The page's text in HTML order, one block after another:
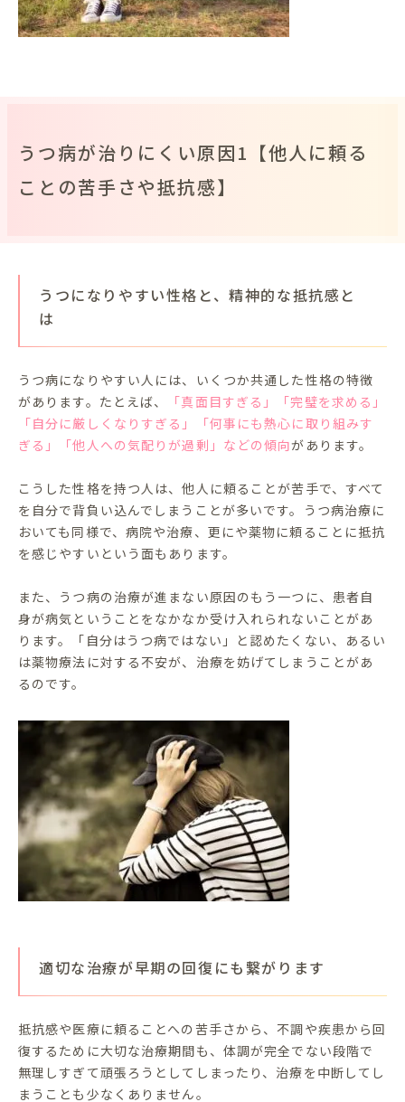
うつ病が治りにくい原因1【他人に頼る
ことの苦手さや抵抗感】
うつになりやすい性格と、精神的な抵抗感と
は
うつ病になりやすい人には、いくつか共通した性格の特徴
があります。たとえば、
「真面目すぎる」「完璧を求める」
「自分に厳しくなりすぎる」「何事にも熱心に取り組みす
ぎる」「他人への気配りが過剰」などの傾向があります。
こうした性格を持つ人は、他人に頼ることが苦手で、すべて
を自分で背負い込んでしまうことが多いです。うつ病治療に
おいても同様で、病院や治療、更にや薬物に頼ることに抵抗
を感じやすいという面もあります。
また、うつ病の治療が進まない原因のもう一つに、患者自
身が病気ということをなかなか受け入れられないことがあ
ります。「自分はうつ病ではない」と認めたくない、あるい
は薬物療法に対する不安が、治療を妨げてしまうことがあ
るのです。
適切な治療が早期の回復にも繋がります
抵抗感や医療に頼ることへの苦手さから、不調や疾患から回
復するために大切な治療期間も、体調が完全でない段階で
無理しすぎて頑張ろうとしてしまったり、治療を中断してし
まうことも少なくありません。